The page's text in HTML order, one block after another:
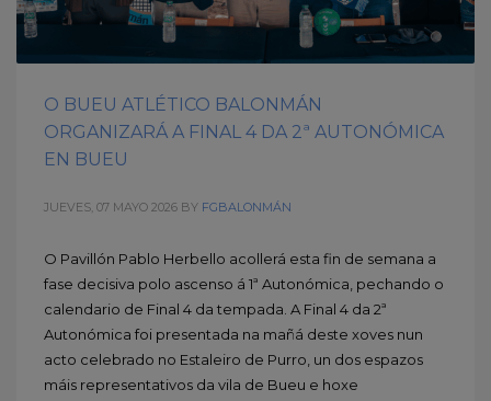
O BUEU ATLÉTICO BALONMÁN
ORGANIZARÁ A FINAL 4 DA 2ª AUTONÓMICA
EN BUEU
JUEVES, 07 MAYO 2026 BY FGBALONMÁN
O Pavillón Pablo Herbello acollerá esta fin de semana a
fase decisiva polo ascenso á 1ª Autonómica, pechando o
calendario de Final 4 da tempada. A Final 4 da 2ª
Autonómica foi presentada na mañá deste xoves nun
acto celebrado no Estaleiro de Purro, un dos espazos
máis representativos da vila de Bueu e hoxe